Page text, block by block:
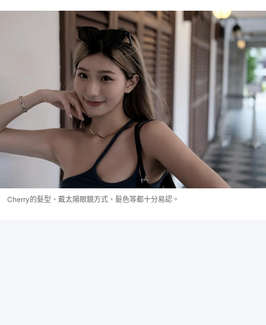
Cherry的髮型、戴太陽眼鏡方式、髮色等都十分易認。